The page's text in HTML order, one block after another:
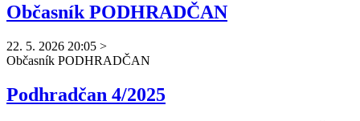
Občasník PODHRADČAN
22. 5. 2026 20:05 >
Občasník PODHRADČAN
Podhradčan 4/2025